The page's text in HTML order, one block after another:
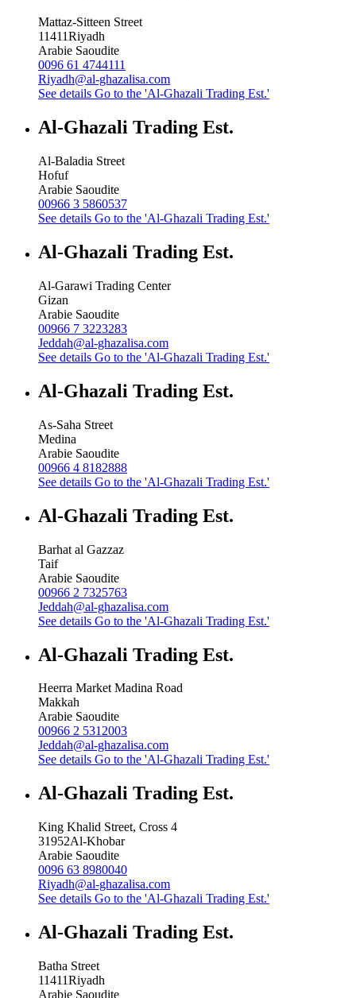
Mattaz-Sitteen Street
11411Riyadh
Arabie Saoudite
0096 61 4744111
Riyadh@al-ghazalisa.com
See details Go to the 'Al-Ghazali Trading Est.'
Al-Ghazali Trading Est.
Al-Baladia Street
Hofuf
Arabie Saoudite
00966 3 5860537
See details Go to the 'Al-Ghazali Trading Est.'
Al-Ghazali Trading Est.
Al-Garawi Trading Center
Gizan
Arabie Saoudite
00966 7 3223283
Jeddah@al-ghazalisa.com
See details Go to the 'Al-Ghazali Trading Est.'
Al-Ghazali Trading Est.
As-Saha Street
Medina
Arabie Saoudite
00966 4 8182888
See details Go to the 'Al-Ghazali Trading Est.'
Al-Ghazali Trading Est.
Barhat al Gazzaz
Taif
Arabie Saoudite
00966 2 7325763
Jeddah@al-ghazalisa.com
See details Go to the 'Al-Ghazali Trading Est.'
Al-Ghazali Trading Est.
Heerra Market Madina Road
Makkah
Arabie Saoudite
00966 2 5312003
Jeddah@al-ghazalisa.com
See details Go to the 'Al-Ghazali Trading Est.'
Al-Ghazali Trading Est.
King Khalid Street, Cross 4
31952Al-Khobar
Arabie Saoudite
0096 63 8980040
Riyadh@al-ghazalisa.com
See details Go to the 'Al-Ghazali Trading Est.'
Al-Ghazali Trading Est.
Batha Street
11411Riyadh
Arabie Saoudite